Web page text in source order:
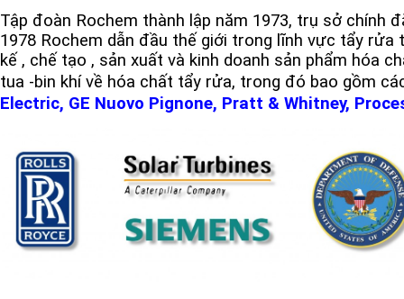
Tập đoàn Rochem thành lập năm 1973, trụ sở chính
1978 Rochem dẫn đầu thế giới trong lĩnh vực tẩy rửa
kế , chế tạo , sản xuất và kinh doanh sản phẩm hóa
tua -bin khí về hóa chất tẩy rửa, trong đó bao gồm
Electric, GE Nuovo Pignone, Pratt & Whitney,